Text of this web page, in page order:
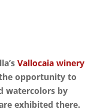
Vallocaia winery
opportunity to
watercolors by
exhibited there.